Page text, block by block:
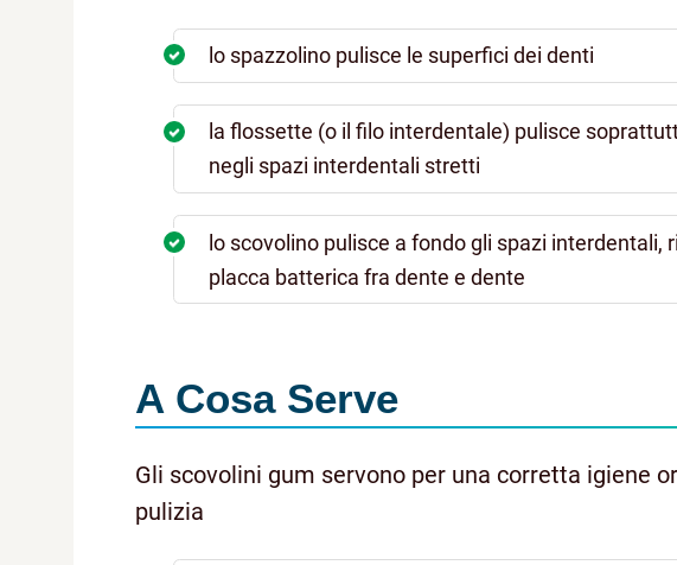
lo spazzolino pulisce le superfici dei denti
la flossette (o il filo interdentale) pulisce
negli spazi interdentali stretti
lo scovolino pulisce a fondo gli spazi interdentali,
placca batterica fra dente e dente
A Cosa Serve
Gli scovolini gum servono per una corretta igiene
pulizia